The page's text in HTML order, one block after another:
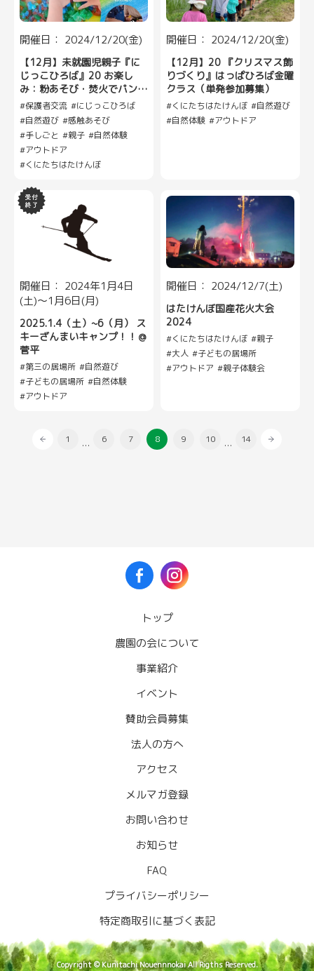
開催日： 2024/12/20(金)
【12月】未就園児親子『に
じっこひろば』20 お楽し
み：粉あそび・焚火でパンを
焼こう
保護者交流
にじっこひろば
自然遊び
感触あそび
手しごと
親子
自然体験
アウトドア
くにたちはたけんぼ
開催日： 2024/12/20(金)
【12月】20 『クリスマス飾
りづくり』はっぱひろば金曜
クラス（単発参加募集）
くにたちはたけんぼ
自然遊び
自然体験
アウトドア
開催日： 2024年1月4日
(土)〜1月6日(月)
2025.1.4（土）~6（月） ス
キーざんまいキャンプ！！＠
菅平
第三の居場所
自然遊び
子どもの居場所
自然体験
アウトドア
開催日： 2024/12/7(土)
はたけんぼ国産花火大会
2024
くにたちはたけんぼ
親子
大人
子どもの居場所
アウトドア
親子体験会
1
…
6 7 8 9 10
…
14
トップ
農園の会について
事業紹介
イベント
賛助会員募集
法人の方へ
アクセス
メルマガ登録
お問い合わせ
お知らせ
FAQ
プライバシーポリシー
特定商取引に基づく表記
Copyright © Kunitachi Nouennnokai All Rigths Reserved.